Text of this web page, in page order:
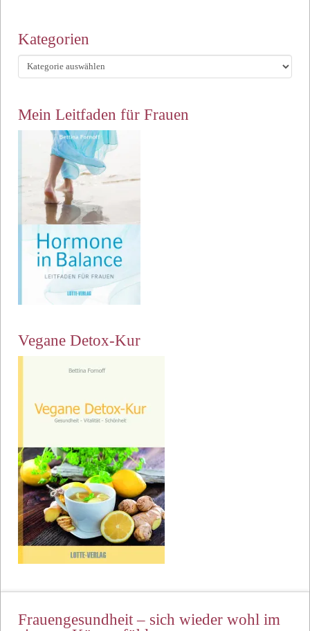
Kategorien
Kategorien
Mein Leitfaden für Frauen
Vegane Detox-Kur
Frauengesundheit – sich wieder wohl im